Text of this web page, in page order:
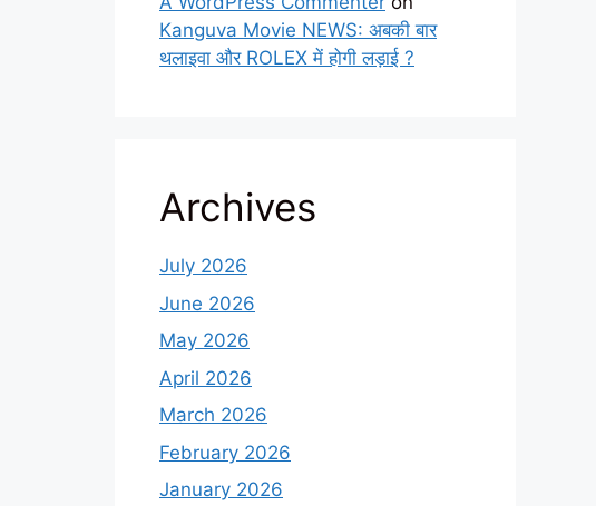
Kanguva Movie NEWS: अबकी बार
थलाइवा और ROLEX में होगी लड़ाई ?
Archives
July 2026
June 2026
May 2026
April 2026
March 2026
February 2026
January 2026